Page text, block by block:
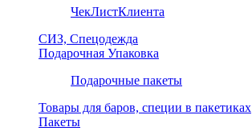
ЧекЛистКлиента
СИЗ, Спецодежда
Подарочная Упаковка
Подарочные пакеты
Товары для баров, специи в пакетиках
Пакеты